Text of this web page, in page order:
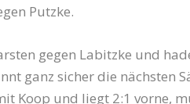
Putzke.
gegen Labitzke und
ganz sicher die
Koop und liegt 2:1 vorne,